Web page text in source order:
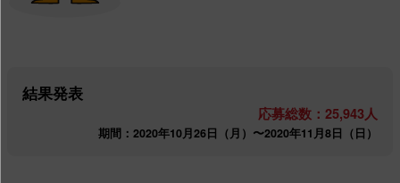
結果発表
応募総数：25,943人
期間：2020年10月26日（月）〜2020年11月8日（日）